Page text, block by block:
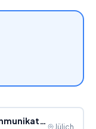
Kaufmann/-frau für Marketingkommunikation (m/w/d)
Jülich